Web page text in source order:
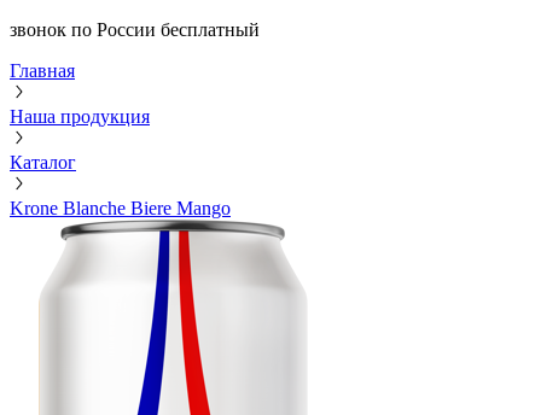
звонок по России бесплатный
Главная
Наша продукция
Каталог
Krone Blanche Biere Mango